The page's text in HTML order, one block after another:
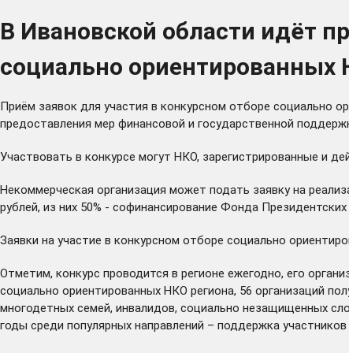
В Ивановской области идёт
социально ориентированных
Приём заявок для участия в конкурсном отборе социально
предоставления мер финансовой и государственной
Участвовать в конкурсе могут НКО, зарегистрированные и
Некоммерческая организация может подать заявку на
рублей, из них 50% - софинансирование Фонда Президентских
Заявки на участие в конкурсном отборе социально
Отметим, конкурс проводится в регионе ежегодно, его
социально ориентированных НКО региона, 56 организаций
многодетных семей, инвалидов, социально незащищенных
годы среди популярных направлений – поддержка участников